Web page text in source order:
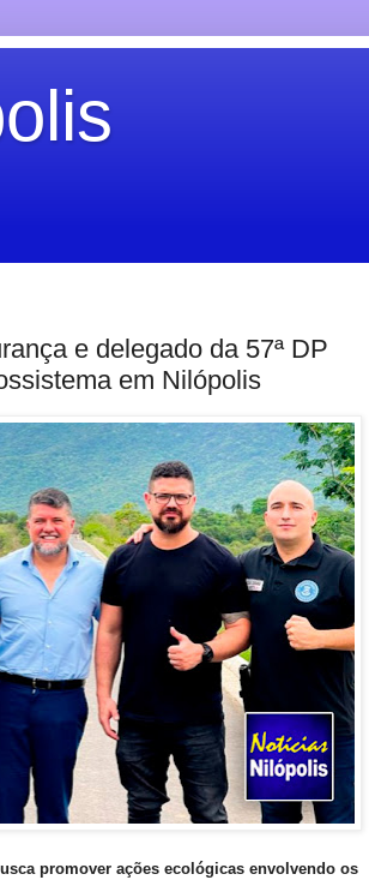
e delegado da 57ª DP
em Nilópolis
promover ações ecológicas envolvendo os